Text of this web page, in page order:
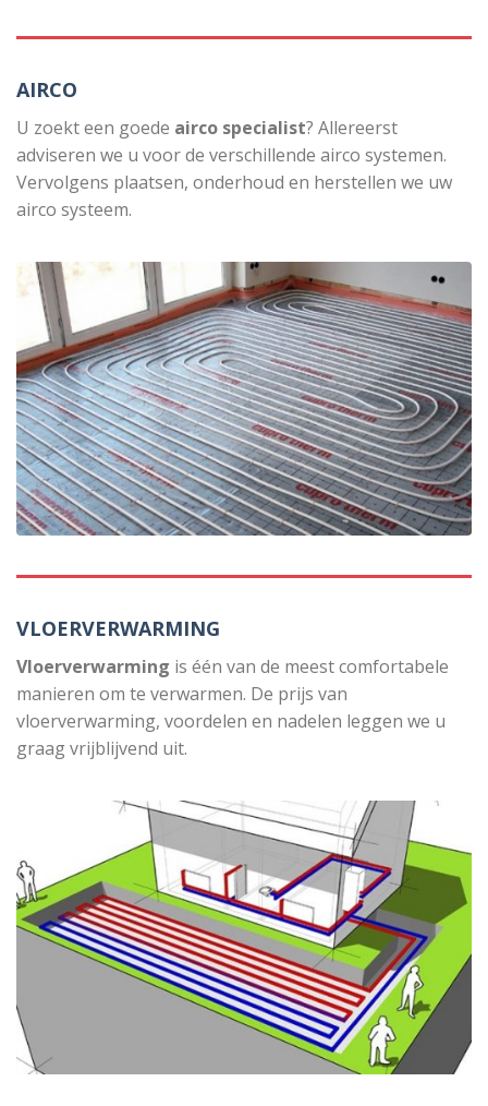
AIRCO
U zoekt een goede airco specialist? Allereerst
adviseren we u voor de verschillende airco systemen.
Vervolgens plaatsen, onderhoud en herstellen we uw
airco systeem.
VLOERVERWARMING
Vloerverwarming is één van de meest comfortabele
manieren om te verwarmen. De prijs van
vloerverwarming, voordelen en nadelen leggen we u
graag vrijblijvend uit.